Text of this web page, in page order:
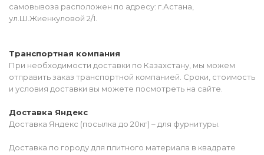
самовывоза расположен по адресу: г.Астана,
ул.Ш.Жиенкуловой 2/1.
Транспортная компания
При необходимости доставки по Казахстану, мы можем
отправить заказ транспортной компанией. Сроки, стоимость
и условия доставки вы можете посмотреть на сайте.
Доставка Яндекс
Доставка Яндекс (посылка до 20кг) – для фурнитуры.
Доставка по городу для плитного материала в квадрате